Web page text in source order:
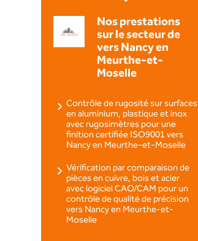
Nos prestations
sur le secteur de
vers Nancy en
Meurthe-et-
Moselle
Contrôle de rugosité sur surfaces
en aluminium, plastique et inox
avec rugosimètres pour une
finition certifiée ISO9001 vers
Nancy en Meurthe-et-Moselle
Vérification par comparaison de
pièces en cuivre, bois et acier
avec logiciel CAO/CAM pour un
contrôle de qualité de précision
vers Nancy en Meurthe-et-
Moselle